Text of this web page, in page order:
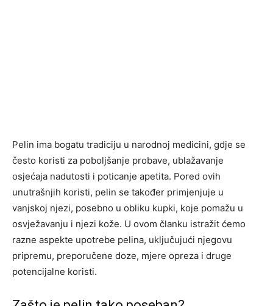
Pelin ima bogatu tradiciju u narodnoj medicini, gdje se
često koristi za poboljšanje probave, ublažavanje
osjećaja nadutosti i poticanje apetita. Pored ovih
unutrašnjih koristi, pelin se također primjenjuje u
vanjskoj njezi, posebno u obliku kupki, koje pomažu u
osvježavanju i njezi kože. U ovom članku istražit ćemo
razne aspekte upotrebe pelina, uključujući njegovu
pripremu, preporučene doze, mjere opreza i druge
potencijalne koristi.